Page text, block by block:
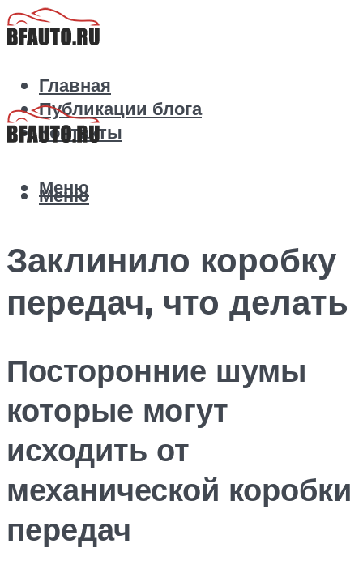
Главная
Публикации блога
Контакты
Меню
Меню
Заклинило коробку
передач, что делать
Посторонние шумы
которые могут
исходить от
механической коробки
передач